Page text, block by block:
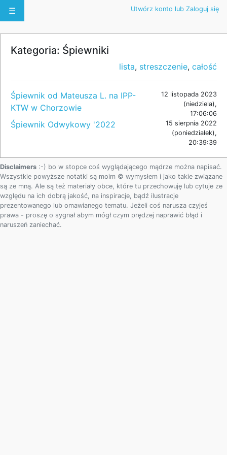
☰ Utwórz konto lub Zaloguj się
Kategoria: Śpiewniki
lista, streszczenie, całość
Śpiewnik od Mateusza L. na IPP-
KTW w Chorzowie
12 listopada 2023
(niedziela),
17:06:06
Śpiewnik Odwykowy '2022
15 sierpnia 2022
(poniedziałek),
20:39:39
Disclaimers :-) bo w stopce coś wyglądającego mądrze można napisać.
Wszystkie powyższe notatki są moim © wymysłem i jako takie związane
są ze mną. Ale są też materiały obce, które tu przechowuję lub cytuje ze
względu na ich dobrą jakość, na inspiracje, bądź ilustracje
prezentowanego lub omawianego tematu. Jeżeli coś narusza czyjeś
prawa - proszę o sygnał abym mógł czym prędzej naprawić błąd i
naruszeń zaniechać.